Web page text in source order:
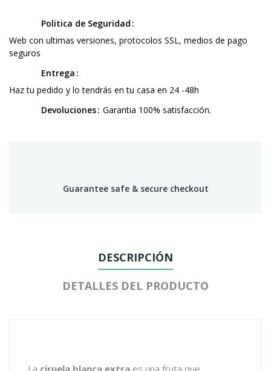
Politica de Seguridad
Web con ultimas versiones, protocolos SSL, medios de pago
seguros
Entrega
Haz tu pedido y lo tendrás en tu casa en 24 -48h
Devoluciones Garantia 100% satisfacción.
Guarantee safe & secure checkout
DESCRIPCIÓN
DETALLES DEL PRODUCTO
La ciruela blanca extra es una fruta que